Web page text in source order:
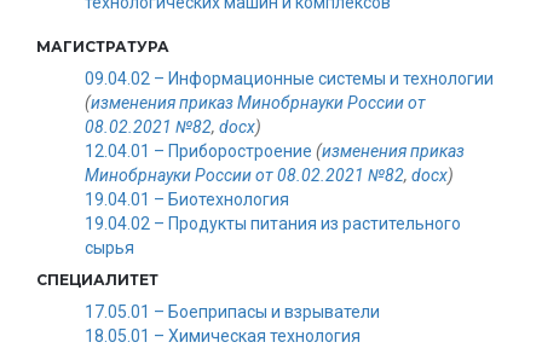
МАГИСТРАТУРА
09.04.02 – Информационные системы и технологии
(изменения приказ Минобрнауки России от
08.02.2021 №82, docx)
12.04.01 – Приборостроение (изменения приказ
Минобрнауки России от 08.02.2021 №82, docx)
19.04.01 – Биотехнология
19.04.02 – Продукты питания из растительного
сырья
СПЕЦИАЛИТЕТ
17.05.01 – Боеприпасы и взрыватели
18.05.01 – Химическая технология